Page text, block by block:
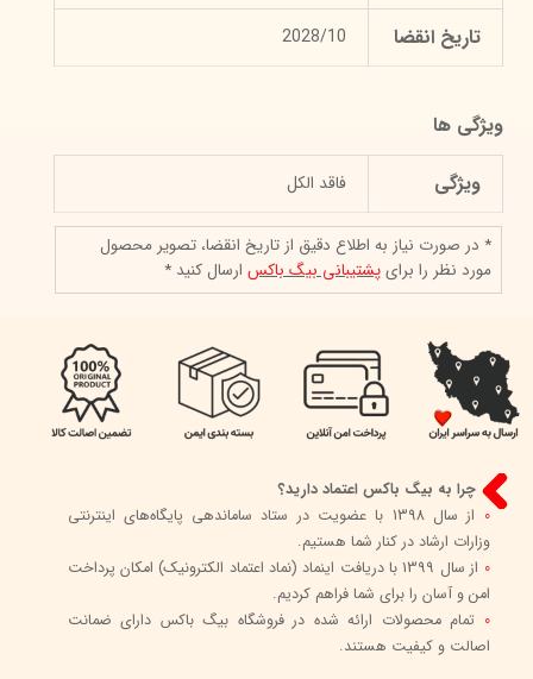
تاریخ انقضا 2028/10
ویژگی ها
ویژگی
فاقد الکل
* در صورت نیاز به اطلاع دقیق از تاریخ انقضا، تصویر محصول
مورد نظر را برایپشتیبانی بیگ باکسارسال کنید *
چرا به بیگ باکس اعتماد دارید؟
0
از سال 1398 با عضویت در ستاد ساماندهی پایگاه‌های اینترنتی
وزارات ارشاد در کنار شما هستیم.
0
از سال 1399 با دریافت اینماد (نماد اعتماد الکترونیک) امکان پرداخت
امن و آسان را برای شما فراهم کردیم.
0 تمام محصولات ارائه شده در فروشگاه بیگ باکس دارای ضمانت
اصالت و کیفیت هستند.